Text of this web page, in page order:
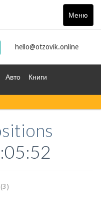
Меню
Toggle
hello@otzovik.online
Авто Книги
(3)